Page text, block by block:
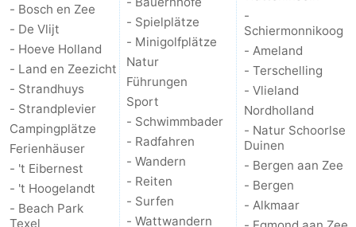
und
trinken
Veranstaltungen
Praktisch
Route
-
Fähre
-
Parken
Inselhüpfen
- Bosch en Zee
- De Vlijt
- Hoeve Holland
- Land en Zeezicht
- Strandhuys
- Strandplevier
Campingplätze
Ferienhäuser
- 't Eibernest
- 't Hoogelandt
- Beach Park
Texel
- Spielplätze
- Minigolfplätze
Natur
Führungen
Sport
- Schwimmbader
- Radfahren
- Wandern
- Reiten
- Surfen
- Wattwandern
-
Schiermonnikoog
- Ameland
- Terschelling
- Vlieland
Nordholland
- Natur Schoorlse
Duinen
- Bergen aan Zee
- Bergen
- Alkmaar